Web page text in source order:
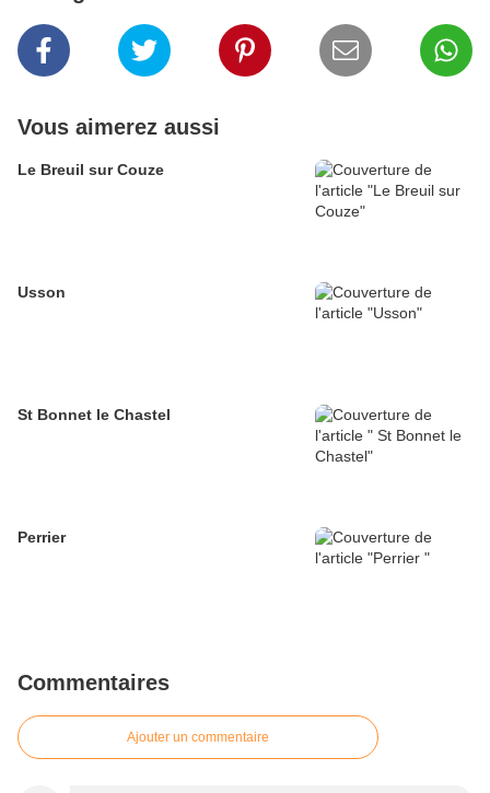
Vous aimerez aussi
Le Breuil sur Couze
Usson
St Bonnet le Chastel
Perrier
Commentaires
Ajouter un commentaire